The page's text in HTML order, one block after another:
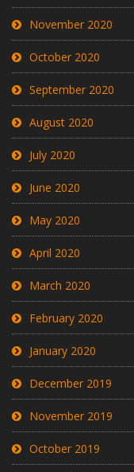
November 2020
October 2020
September 2020
August 2020
July 2020
June 2020
May 2020
April 2020
March 2020
February 2020
January 2020
December 2019
November 2019
October 2019